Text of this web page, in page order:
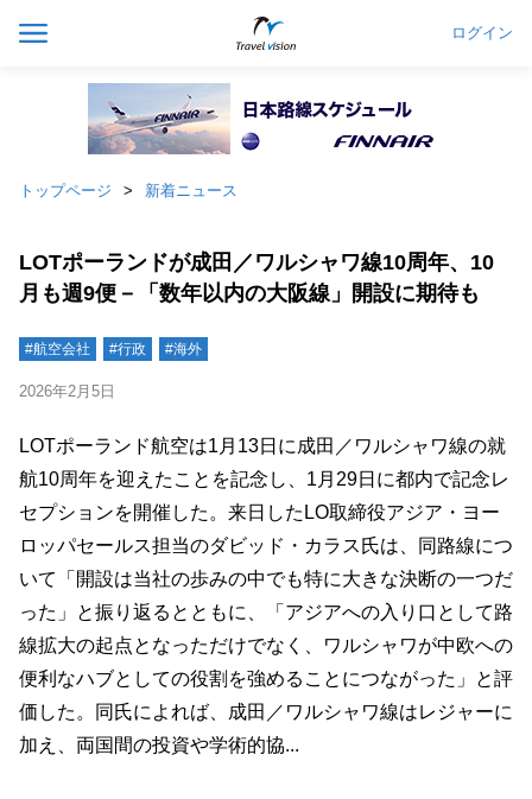
ログイン
トップページ 新着ニュース
LOTポーランドが成田／ワルシャワ線10周年、10
月も週9便－「数年以内の大阪線」開設に期待も
#航空会社 #行政 #海外
2026年2月5日
LOTポーランド航空は1月13日に成田／ワルシャワ線の就
航10周年を迎えたことを記念し、1月29日に都内で記念レ
セプションを開催した。来日したLO取締役アジア・ヨー
ロッパセールス担当のダビッド・カラス氏は、同路線につ
いて「開設は当社の歩みの中でも特に大きな決断の一つだ
った」と振り返るとともに、「アジアへの入り口として路
線拡大の起点となっただけでなく、ワルシャワが中欧への
便利なハブとしての役割を強めることにつながった」と評
価した。同氏によれば、成田／ワルシャワ線はレジャーに
加え、両国間の投資や学術的協...